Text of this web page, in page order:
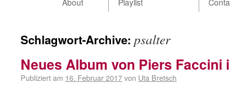
Schlagwort-Archive: psalter
Neues Album von Piers Faccini
Publiziert am 16. Februar 2017von Uta Bretsch